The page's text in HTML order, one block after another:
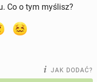
Co o tym myślisz?
JAK DODAĆ?